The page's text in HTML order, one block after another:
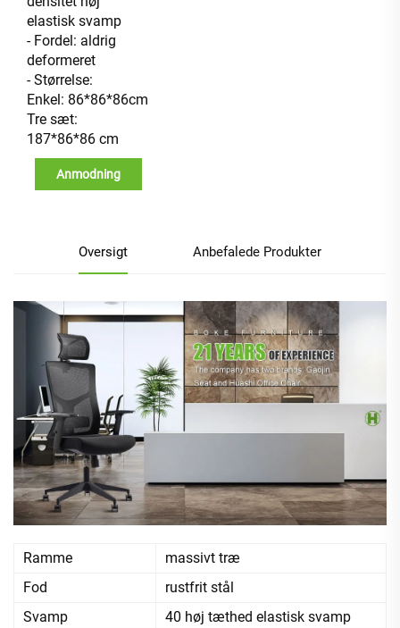
elastisk svamp
- Fordel: aldrig
deformeret
- Størrelse:
Enkel: 86*86*86cm
Tre sæt:
187*86*86 cm
Anmodning
Oversigt Anbefalede Produkter
Ramme
massivt træ
Fod
rustfrit stål
Svamp
40 høj tæthed elastisk svamp